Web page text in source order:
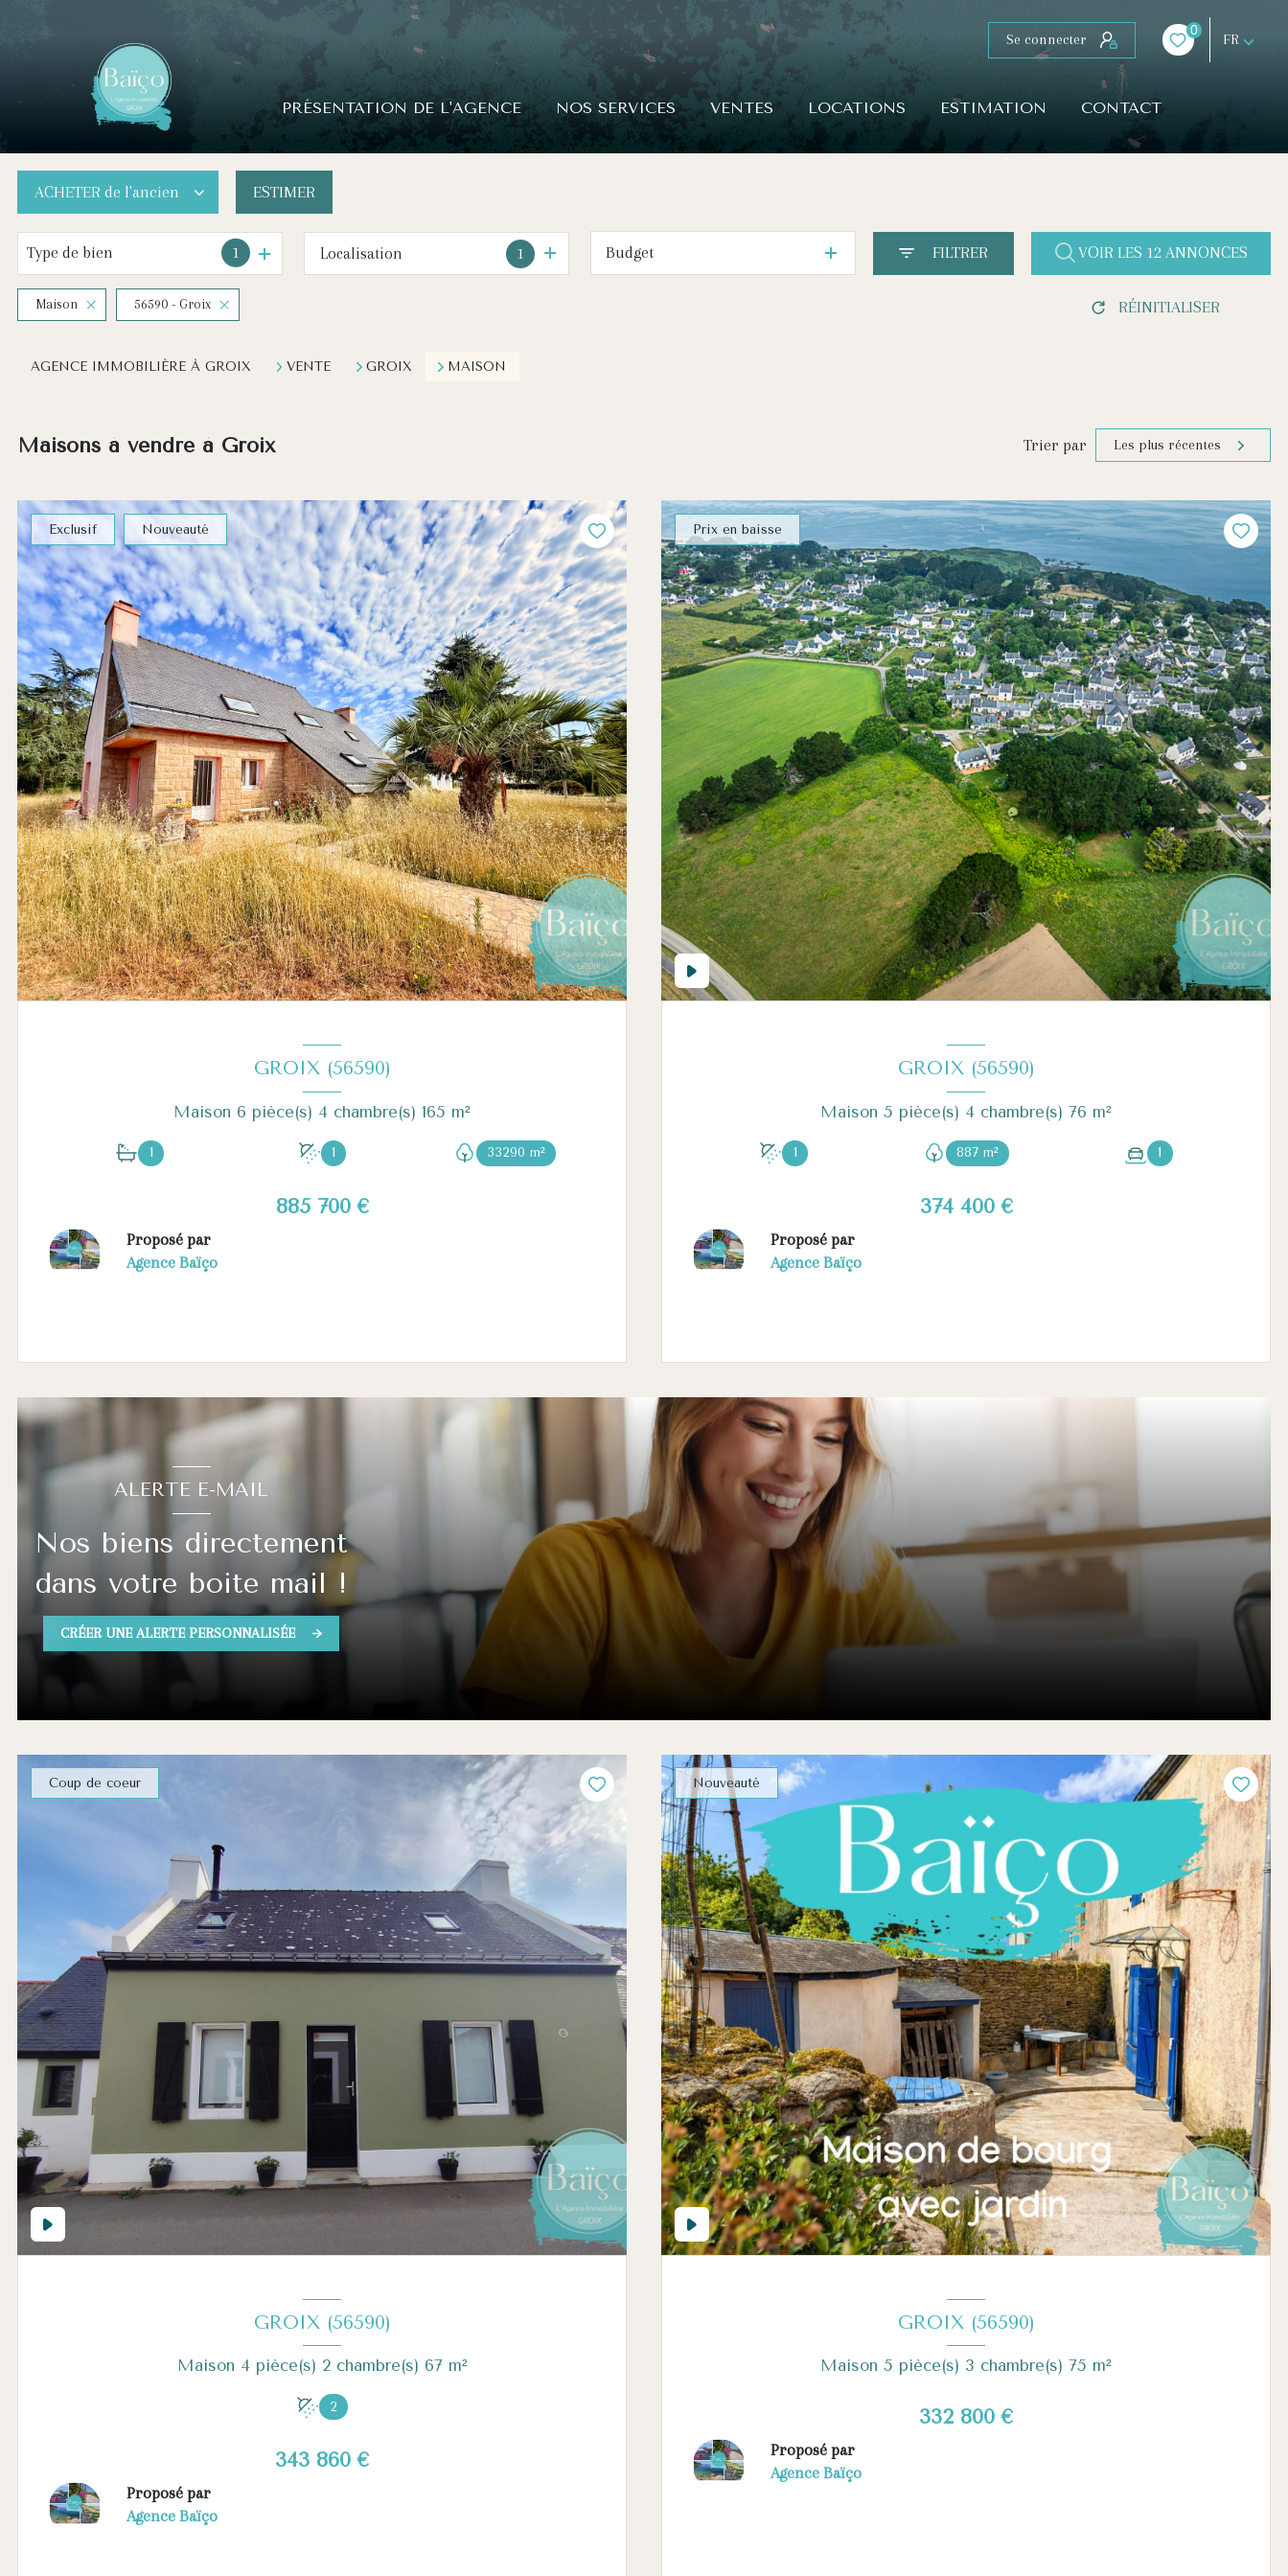
Se connecter
0
FR
PRÉSENTATION DE L'AGENCE NOS SERVICES VENTES LOCATIONS ESTIMATION CONTACT
ACHETER de l'ancien
De l'ancien
De l'immo pro
ESTIMER
Type de bien 1 1
Localisation Budget FILTRER VOIR LES 12 ANNONCES
Maison 56590 - Groix RÉINITIALISER
AGENCE IMMOBILIÈRE À GROIX VENTE GROIX MAISON
Maisons à vendre à Groix Trier par Les plus récentes
Exclusif Nouveauté
GROIX (56590)
Maison 6 pièce(s) 4 chambre(s) 165 m²
1 1 33290 m²
885 700 €
Proposé par
Agence Baïço
Prix en baisse
GROIX (56590)
Maison 5 pièce(s) 4 chambre(s) 76 m²
1 887 m² 1
374 400 €
Proposé par
Agence Baïço
ALERTE E-MAIL
Nos biens directement
dans votre boite mail !
CRÉER UNE ALERTE PERSONNALISÉE
Coup de coeur
GROIX (56590)
Maison 4 pièce(s) 2 chambre(s) 67 m²
2
343 860 €
Proposé par
Agence Baïço
Nouveauté
GROIX (56590)
Maison 5 pièce(s) 3 chambre(s) 75 m²
332 800 €
Proposé par
Agence Baïço